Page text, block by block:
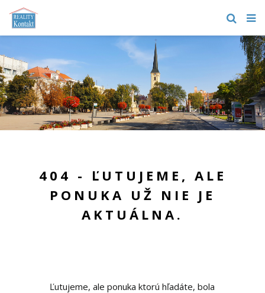
404 - ĽUTUJEME, ALE
PONUKA UŽ NIE JE
AKTUÁLNA.
Ľutujeme, ale ponuka ktorú hľadáte, bola